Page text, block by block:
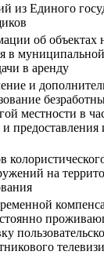
из Единого
об объектах
в
в аренду
и
местности в
на